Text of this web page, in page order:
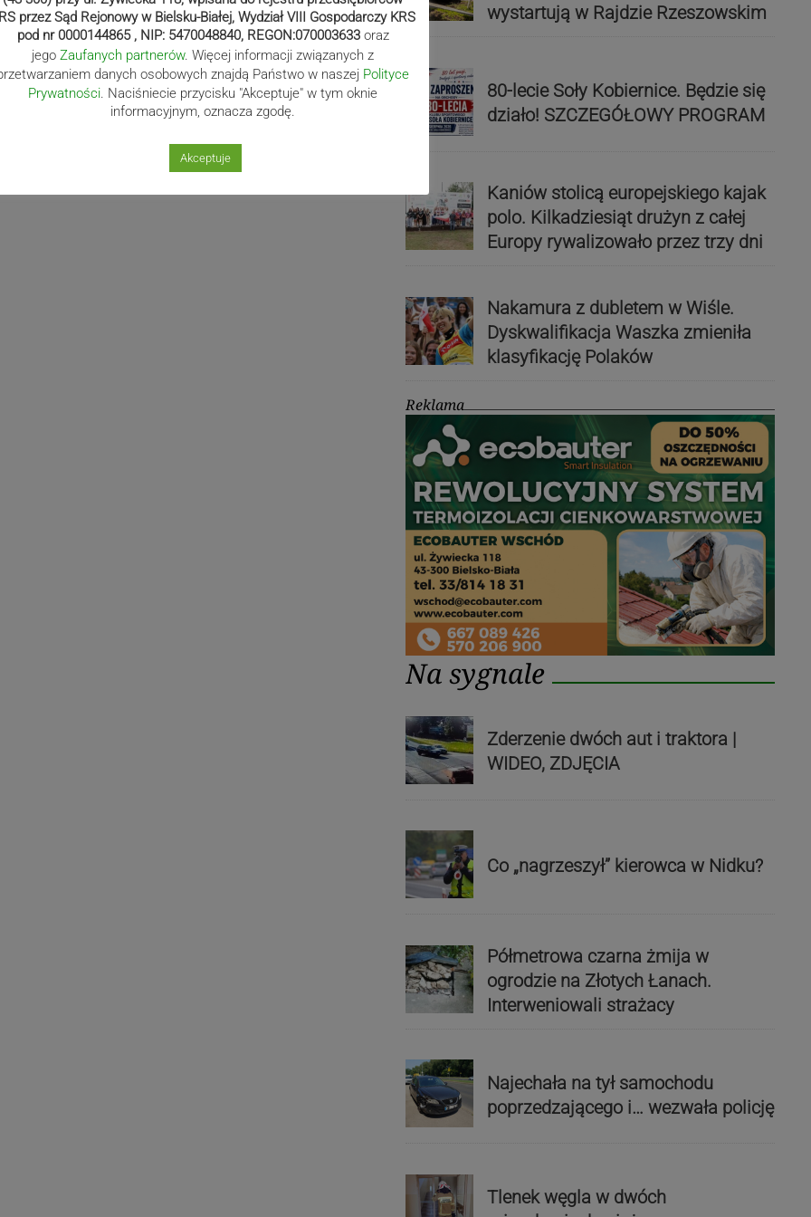
wystartują w Rajdzie Rzeszowskim
80-lecie Soły Kobiernice. Będzie się
działo! SZCZEGÓŁOWY PROGRAM
Kaniów stolicą europejskiego kajak
polo. Kilkadziesiąt drużyn z całej
Europy rywalizowało przez trzy dni
Nakamura z dubletem w Wiśle.
Dyskwalifikacja Waszka zmieniła
klasyfikację Polaków
Reklama
Na sygnale
Zderzenie dwóch aut i traktora |
WIDEO, ZDJĘCIA
Co „nagrzeszył” kierowca w Nidku?
Półmetrowa czarna żmija w
ogrodzie na Złotych Łanach.
Interweniowali strażacy
Najechała na tył samochodu
poprzedzającego i… wezwała policję
Tlenek węgla w dwóch
przez Sąd Rejonowy w Bielsku-Białej, Wydział VIII Gospodarczy KRS
pod nr 0000144865 , NIP: 5470048840, REGON:070003633 oraz
jego Zaufanych partnerów. Więcej informacji związanych z
danych osobowych znajdą Państwo w naszej Polityce
Prywatności . Naciśniecie przycisku "Akceptuje" w tym oknie
informacyjnym, oznacza zgodę.
Akceptuje